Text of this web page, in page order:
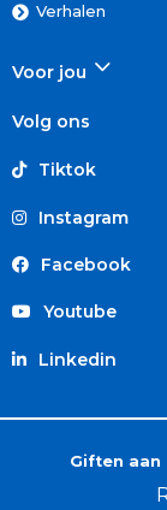
Verhalen
Voor jou
Volg ons
Tiktok
Instagram
Facebook
Youtube
Linkedin
Giften aan